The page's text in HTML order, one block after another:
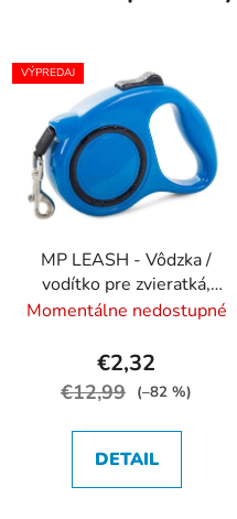
VÝPREDAJ
MP LEASH - Vôdzka /
vodítko pre zvieratká,
dĺžka 5m, nosnosť 15kg
Momentálne nedostupné
€2,32
€12,99 (–82 %)
DETAIL